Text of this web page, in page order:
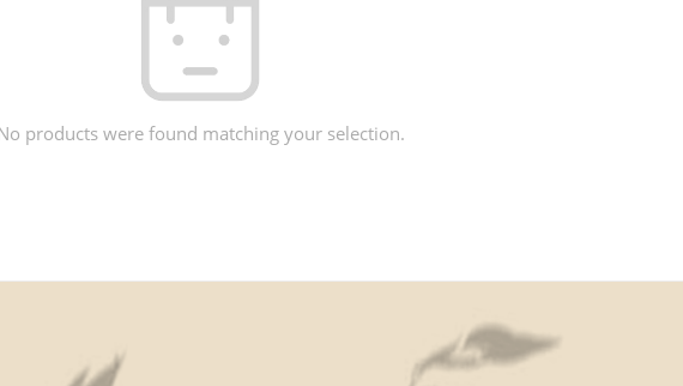
products were found matching your selection.